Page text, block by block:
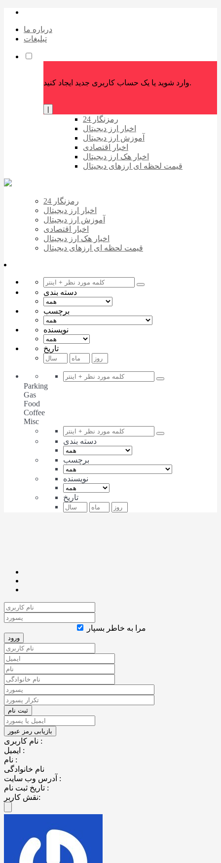
درباره ما
تبلیغات
وارد شوید یا یک حساب کاربری جدید ایجاد کنید.
رمزنگار 24
اخبار ارز دیجیتال
آموزش ارز دیجیتال
اخبار اقتصادی
اخبار هک ارز دیجیتال
قیمت لحظه ای ارزهای دیجیتال
رمزنگار 24
اخبار ارز دیجیتال
آموزش ارز دیجیتال
اخبار اقتصادی
اخبار هک ارز دیجیتال
قیمت لحظه ای ارزهای دیجیتال
دسته بندی
برچسب
نویسنده
تاریخ
Parking
Gas
Food
Coffee
Misc
دسته بندی
برچسب
نویسنده
تاریخ
مرا به خاطر بسپار
نام کاربری :
ایمیل :
نام :
نام خانوادگی
آدرس وب سایت :
تاریخ ثبت نام :
نقش کاربر: